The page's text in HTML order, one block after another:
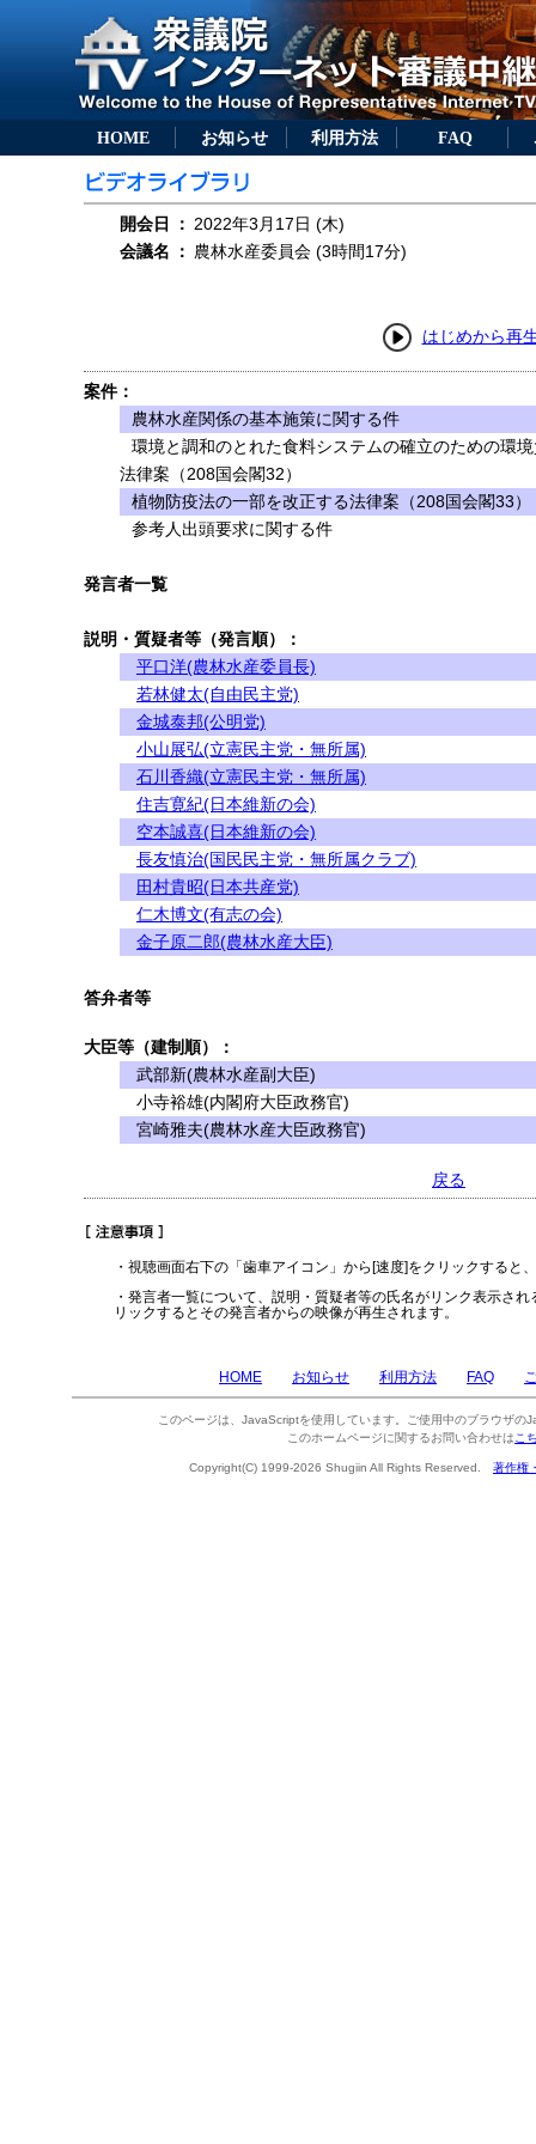
HOME お知らせ 利用方法 FAQ
開会日 ： 2022年3月17日 (木)
会議名
： 農林水産委員会 (3時間17分)
はじめから再
案件：
農林水産関係の基本施策に関する件
環境と調和のとれた食料システムの確立のための環
法律案（208国会閣32）
植物防疫法の一部を改正する法律案（208国会閣33）
参考人出頭要求に関する件
発言者一覧
説明・質疑者等（発言順）：
平口洋(農林水産委員長)
若林健太(自由民主党)
金城泰邦(公明党)
小山展弘(立憲民主党・無所属)
石川香織(立憲民主党・無所属)
住吉寛紀(日本維新の会)
空本誠喜(日本維新の会)
長友慎治(国民民主党・無所属クラブ)
田村貴昭(日本共産党)
仁木博文(有志の会)
金子原二郎(農林水産大臣)
答弁者等
大臣等（建制順）：
武部新(農林水産副大臣)
小寺裕雄(内閣府大臣政務官)
宮崎雅夫(農林水産大臣政務官)
戻る
・視聴画面右下の「歯車アイコン」から[速度]をクリックすると
・発言者一覧について、説明・質疑者等の氏名がリンク表示さ
リックするとその発言者からの映像が再生されます。
HOME お知らせ 利用方法 FAQ
このページは、JavaScriptを使用しています。ご使用中のブラウザの
このホームページに関するお問い合わせは こ
Copyright(C) 1999-2026 Shugiin All Rights Reserved. 著作権